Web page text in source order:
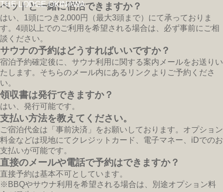
THE LODGE OKINAWA
ペットと⼀緒に宿泊できますか？
はい、1頭につき2,000円（最⼤3頭まで）にて承っておりま
す。4頭以上でのご利⽤を希望される場合は、必ず事前にご相
談ください。
サウナの予約はどうすればいいですか？
宿泊予約確定後に、サウナ利⽤に関する案内メールをお送りい
たします。そちらのメール内にあるリンクよりご予約くださ
い。
領収書は発⾏できますか？
はい、発⾏可能です。
⽀払い⽅法を教えてください。
ご宿泊代⾦は「事前決済」をお願いしております。オプション
料⾦などは現地にてクレジットカード、電⼦マネー、iDでのお
⽀払いが可能です。
直接のメールや電話で予約はできますか？
直接予約は基本不可としています。
※BBQやサウナ利⽤を希望される場合は、別途オプション料